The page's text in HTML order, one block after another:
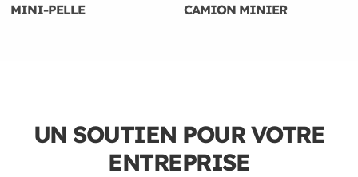
MINI-PELLE CAMION MINIER
UN SOUTIEN POUR VOTRE
ENTREPRISE